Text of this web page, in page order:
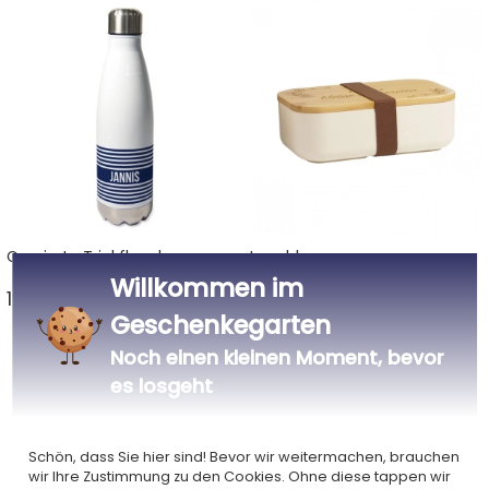
Gravierte Trinkflaschen
18 Ideen ab 19,90 € >
Lunchboxen
4 Ideen ab 19,90 € >
Willkommen im
Geschenkegarten
Noch einen kleinen Moment, bevor
es losgeht
Schön, dass Sie hier sind! Bevor wir weitermachen, brauchen
wir Ihre Zustimmung zu den Cookies. Ohne diese tappen wir